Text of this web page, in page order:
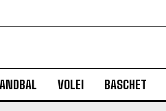
VOLEI BASCHET